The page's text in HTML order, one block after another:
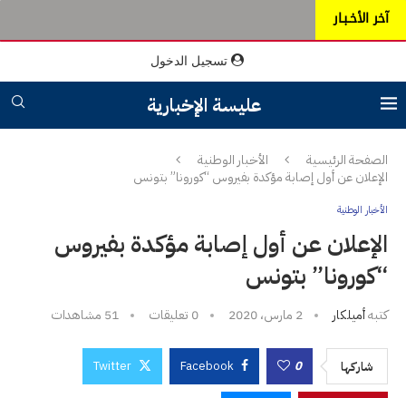
آخر الأخـبـار
تسجيل الدخول
عليسة الإخبارية
الصفحة الرئيسية
الأخبار الوطنية
الإعلان عن أول إصابة مؤكدة بفيروس “كورونا” بتونس
الأخبار الوطنية
الإعلان عن أول إصابة مؤكدة بفيروس
“كورونا” بتونس
كتبهأميلكار 2 مارس، 2020 0 تعليقات 51 مشاهدات
شاركها 0
Facebook
Twitter